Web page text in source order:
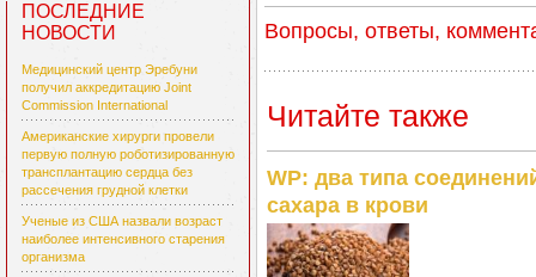
ПОСЛЕДНИЕ
НОВОСТИ
Медицинский центр Эребуни
получил аккредитацию Joint
Commission International
Американские хирурги провели
первую полную роботизированную
трансплантацию сердца без
рассечения грудной клетки
Ученые из США назвали возраст
наиболее интенсивного старения
организма
Вопросы, ответы,
Читайте также
WP: два типа
сахара в крови